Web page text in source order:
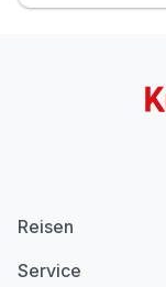
Reisen
Service